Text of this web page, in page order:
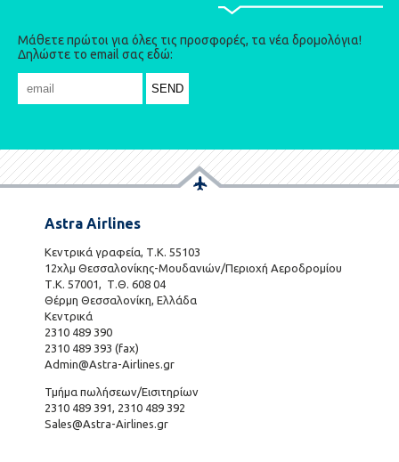
Μάθετε πρώτοι για όλες τις προσφορές, τα νέα δρομολόγια!
Δηλώστε το email σας εδώ:
Astra Airlines
Κεντρικά γραφεία, Τ.Κ. 55103
12χλμ Θεσσαλονίκης-Μουδανιών/Περιοχή Αεροδρομίου
Τ.Κ. 57001, Τ.Θ. 608 04
Θέρμη Θεσσαλονίκη, Ελλάδα
Κεντρικά
2310 489 390
2310 489 393 (fax)
Admin@Astra-Airlines.gr
Τμήμα πωλήσεων/Εισιτηρίων
2310 489 391, 2310 489 392
Sales@Astra-Airlines.gr